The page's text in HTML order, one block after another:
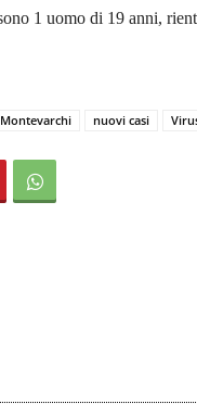
1 uomo di 19 anni,
Montevarchi nuovi casi